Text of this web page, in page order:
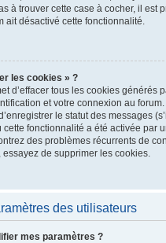
à trouver cette case à cocher, il est
ait désactivé cette fonctionnalité.
les cookies » ?
d’effacer tous les cookies générés
et votre connexion au
le statut des messages
fonctionnalité a été activée par
des problèmes récurrents de
de supprimer les cookies.
des utilisateurs
mes paramètres ?